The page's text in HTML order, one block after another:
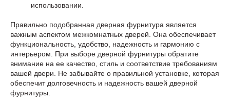
использовании.
Правильно подобранная дверная фурнитура является
важным аспектом межкомнатных дверей. Она обеспечивает
функциональность, удобство, надежность и гармонию с
интерьером. При выборе дверной фурнитуры обратите
внимание на ее качество, стиль и соответствие требованиям
вашей двери. Не забывайте о правильной установке, которая
обеспечит долговечность и надежность вашей дверной
фурнитуры.